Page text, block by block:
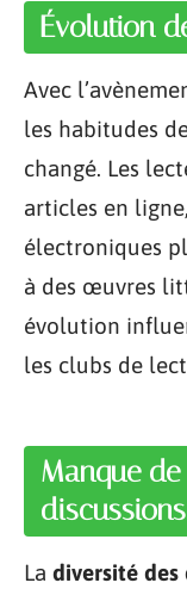
Évolution
Avec
les habitudes
changé. Les
articles en
électroniques
à des œuvres
évolution
les clubs de
Manque
discussions
La diversité des